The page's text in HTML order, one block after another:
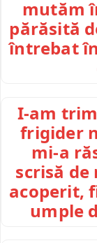
mutăm
părăsită
întrebat
I-am
frigider
mi-a
scrisă de
acoperit,
umple